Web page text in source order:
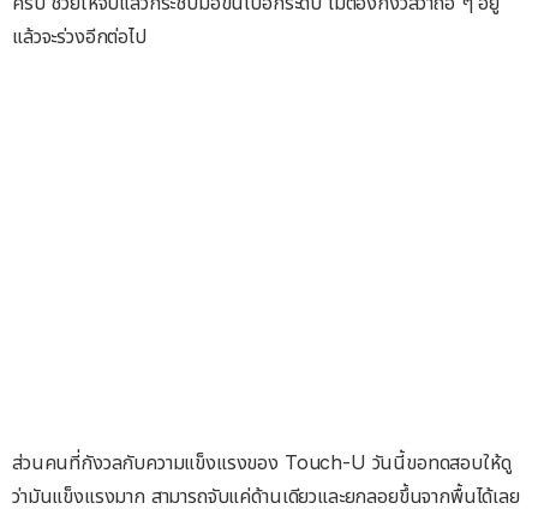
แล้วจะร่วงอีกต่อไป
ส่วนคนที่กังวลกับความแข็งแรงของ Touch-U วันนี้ขอทดสอบให้ดู
ว่ามันแข็งแรงมาก สามารถจับแค่ด้านเดียวและยกลอยขึ้นจากพื้นได้เลย